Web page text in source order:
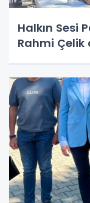
Halkın Sesi
Rahmi Çelik